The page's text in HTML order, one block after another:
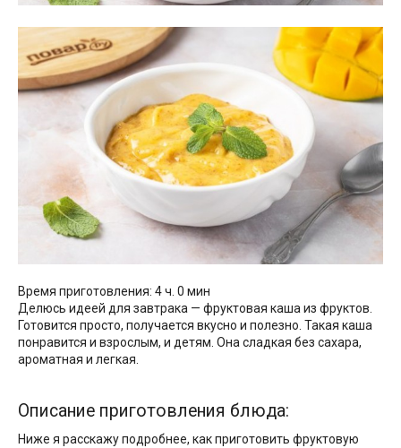
Время приготовления: 4 ч. 0 мин
Делюсь идеей для завтрака — фруктовая каша из фруктов.
Готовится просто, получается вкусно и полезно. Такая каша
понравится и взрослым, и детям. Она сладкая без сахара,
ароматная и легкая.
Описание приготовления блюда:
Ниже я расскажу подробнее, как приготовить фруктовую